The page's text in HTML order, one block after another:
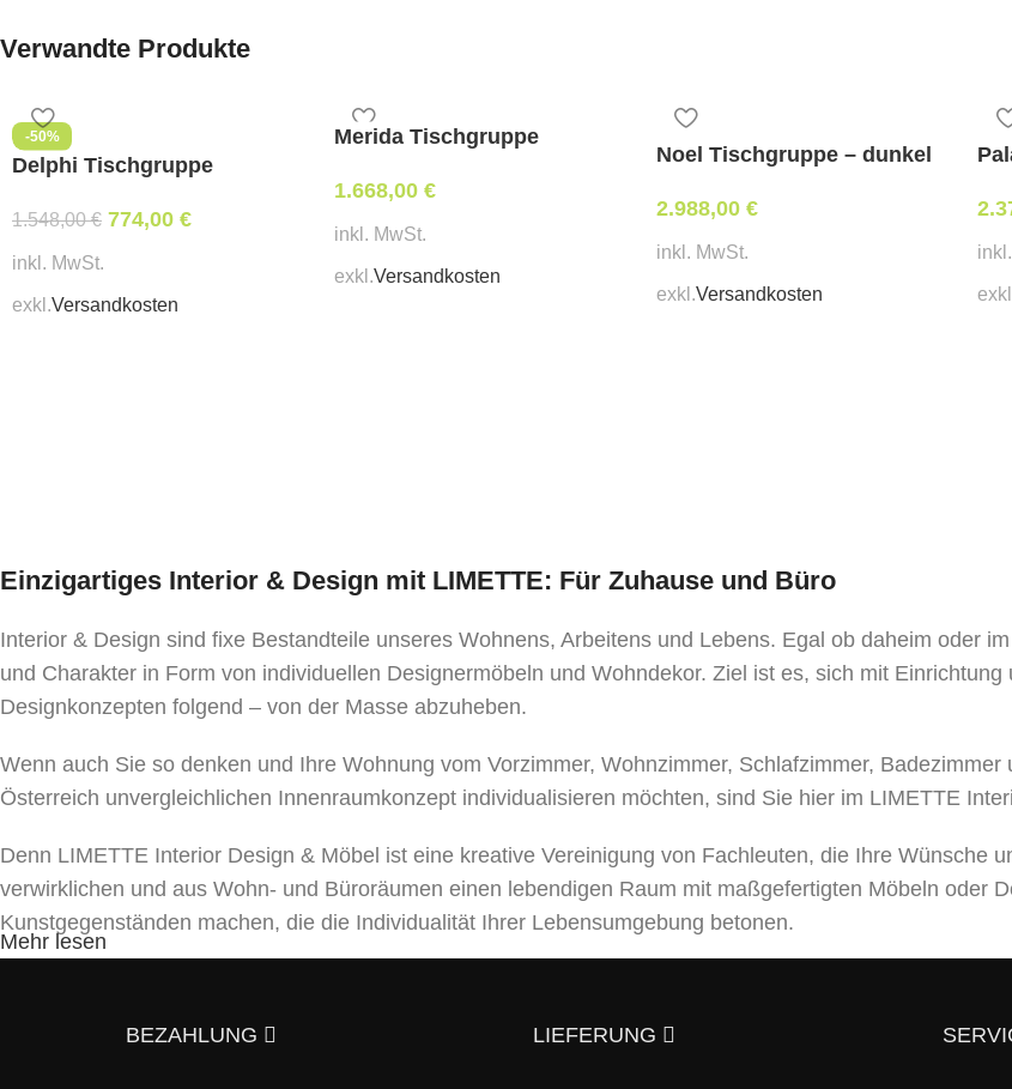
Abmessungen
Höhe: 51–75 cm
Verwandte Produkte
-50%
Delphi Tischgruppe
1.548,00€ 774,00 €
inkl. MwSt.
exkl.Versandkosten
Merida Tischgruppe
1.668,00 €
inkl. MwSt.
exkl.Versandkosten
Noel Tischgruppe – dunkel
2.988,00 €
inkl. MwSt.
exkl.Versandkosten
Einzigartiges Interior & Design mit LIMETTE: Für Zuhause und Büro
Interior & Design sind fixe Bestandteile unseres Wohnens, Arbeitens und Lebens. Egal ob daheim oder
und Charakter in Form von individuellen Designermöbeln und Wohndekor. Ziel ist es, sich mit
Designkonzepten folgend – von der Masse abzuheben.
Wenn auch Sie so denken und Ihre Wohnung vom Vorzimmer, Wohnzimmer, Schlafzimmer,
Österreich unvergleichlichen Innenraumkonzept individualisieren möchten, sind Sie hier im LIMETTE
Denn LIMETTE Interior Design & Möbel ist eine kreative Vereinigung von Fachleuten, die Ihre Wünsche
verwirklichen und aus Wohn- und Büroräumen einen lebendigen Raum mit maßgefertigten Möbeln oder
Kunstgegenständen machen, die die Individualität Ihrer Lebensumgebung betonen.
Mehr lesen
BEZAHLUNG LIEFERUNG